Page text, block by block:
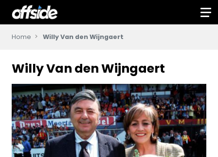
Home Willy Van den Wijngaert
Willy Van den Wijngaert